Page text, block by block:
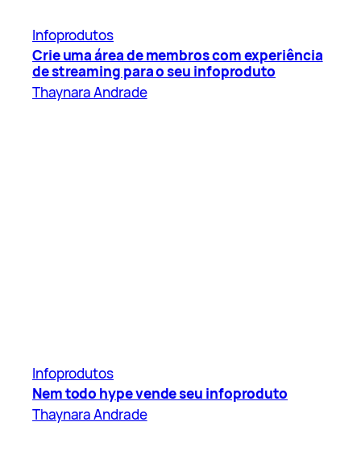
Infoprodutos
Crie uma área de membros com experiência
de streaming para o seu infoproduto
Thaynara Andrade
Infoprodutos
Nem todo hype vende seu infoproduto
Thaynara Andrade